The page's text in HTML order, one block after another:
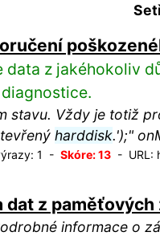
data z jakéhokoliv
stavu. Vždy je totiž
harddisk.');"
1 - Skóre: 13- URL:
dat z
informace o